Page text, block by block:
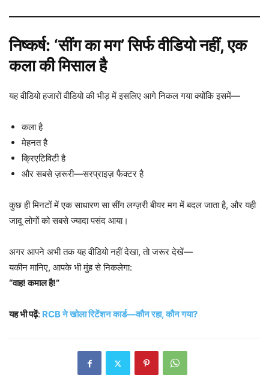
निष्कर्ष: ‘सींग का मग’ सिर्फ वीडियो नहीं, एक
कला की मिसाल है
यह वीडियो हजारों वीडियो की भीड़ में इसलिए आगे निकल गया क्योंकि इसमें—
कला है
मेहनत है
क्रिएटिविटी है
और सबसे ज़रूरी—सरप्राइज़ फैक्टर है
कुछ ही मिनटों में एक साधारण सा सींग लग्ज़री बीयर मग में बदल जाता है, और यही
जादू लोगों को सबसे ज्यादा पसंद आया।
अगर आपने अभी तक यह वीडियो नहीं देखा, तो जरूर देखें—
यकीन मानिए, आपके भी मुंह से निकलेगा:
“वाह! कमाल है!”
यह भी पढ़ें: RCB ने खोला रिटेंशन कार्ड—कौन रहा, कौन गया?